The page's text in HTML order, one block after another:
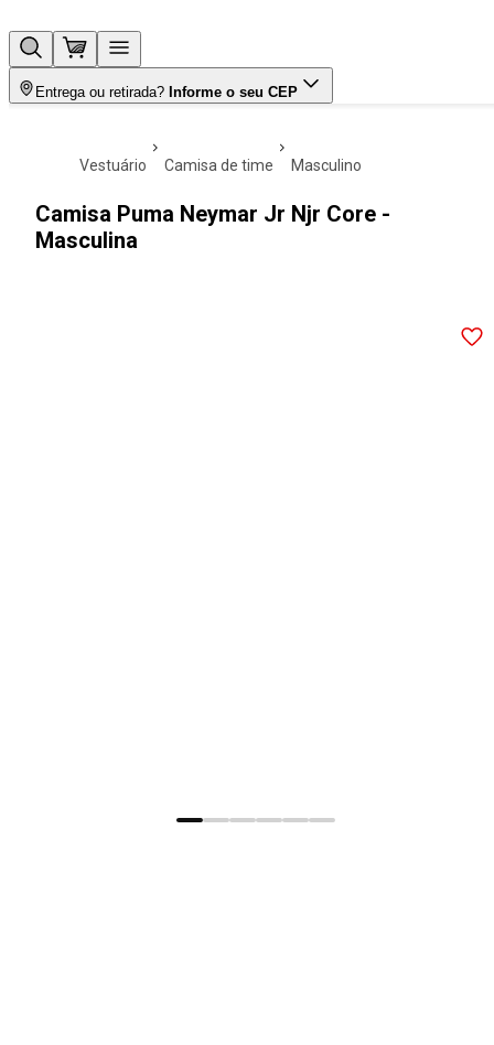
Entrega ou retirada? Informe o seu CEP
vestuário camisa de time masculino
Camisa Puma Neymar Jr Njr Core -
Masculina